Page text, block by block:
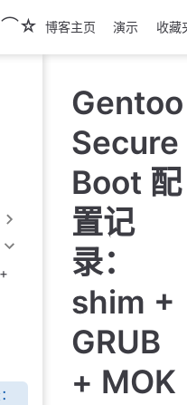
博客主页 演示 收藏
Gentoo
Secure
Boot 配
置记
录：
shim +
GRUB
+ MOK